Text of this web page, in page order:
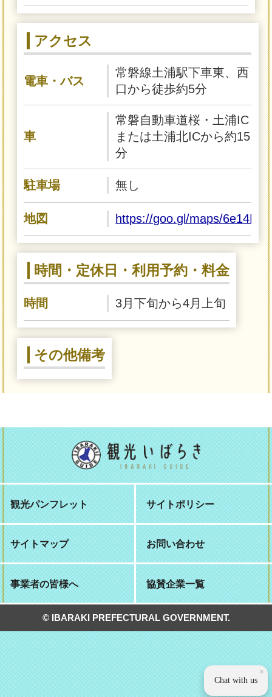
アクセス
電車・バス
常磐線土浦駅下車東、西
口から徒歩約5分
車
常磐自動車道桜・土浦IC
または土浦北ICから約15
分
駐車場 無し
地図 https://goo.gl/maps/
時間・定休日・利用予約・料金
時間 3月下旬から4月上旬
その他備考
観光パンフレット サイトポリシー
サイトマップ お問い合わせ
事業者の皆様へ 協賛企業一覧
© IBARAKI PREFECTURAL GOVERNMENT.
×
Chat with us